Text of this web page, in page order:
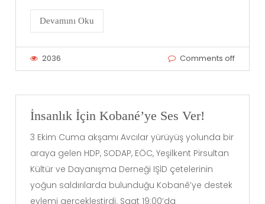
Devamını Oku
2036 Comments off
İnsanlık İçin Kobané’ye Ses Ver!
3 Ekim Cuma akşamı Avcılar yürüyüş yolunda bir
araya gelen HDP, SODAP, EÖC, Yeşilkent Pirsultan
Kültür ve Dayanışma Derneği IŞİD çetelerinin
yoğun saldırılarda bulunduğu Kobanê’ye destek
eylemi gerçekleştirdi. Saat 19:00’da